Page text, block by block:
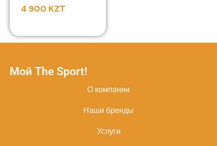
4 900 KZT
Мой The Sport!
О компании
Наши бренды
Услуги